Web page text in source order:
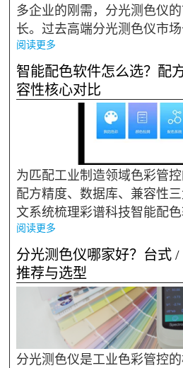
多企业的刚需，分光测色仪
长。过去高端分光测色仪市
据，价格高昂、售后不便，让
步。近年来，国产分光测色
性能不断提升，价格更亲...
阅读更多
智能配色软件怎么选？配
容性核心对比
为匹配工业制造领域色彩管
配方精度、数据库、兼容性
文系统梳理彩谱科技智能配
心性能与适用场景，为企业选
的参考依据。 一、产品矩阵与场景适配 彩谱科技
针对不...
阅读更多
分光测色仪哪家好？台式
推荐与选型
分光测色仪是工业色彩管控